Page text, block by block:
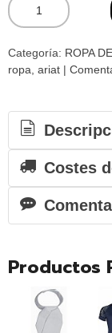
Categoría: ROPA
ropa ariat |
Costes
Productos